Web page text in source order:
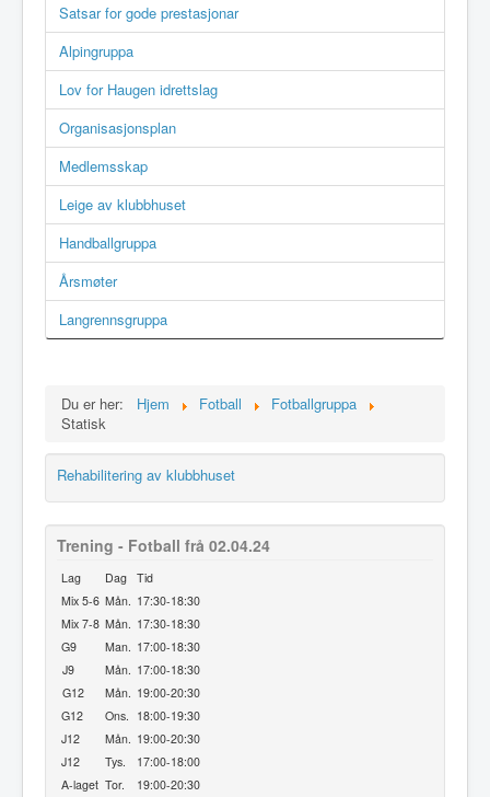
Satsar for gode prestasjonar
Alpingruppa
Lov for Haugen idrettslag
Organisasjonsplan
Medlemsskap
Leige av klubbhuset
Handballgruppa
Årsmøter
Langrennsgruppa
Du er her: Hjem Fotball
Fotballgruppa
Statisk
Rehabilitering av klubbhuset
Trening - Fotball frå 02.04.24
Lag Dag Tid
Mix 5-6 Mån. 17:30-18:30
Mix 7-8 Mån. 17:30-18:30
G9
Man. 17:00-18:30
J9
Mån. 17:00-18:30
G12
Mån. 19:00-20:30
G12
Ons.
18:00-19:30
J12
Mån. 19:00-20:30
J12
Tys.
17:00-18:00
A-laget Tor.
19:00-20:30